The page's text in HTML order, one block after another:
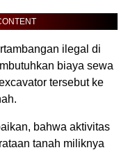
ilegal di
biaya sewa
tersebut ke
bahwa aktivitas
tanah miliknya